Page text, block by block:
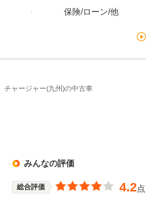
保険/ローン/他
チャージャー(九州)の中古車
みんなの評価
総合評価 4.2点